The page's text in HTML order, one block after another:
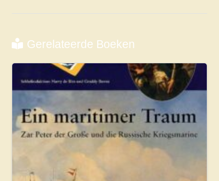
Gerelateerde Boeken